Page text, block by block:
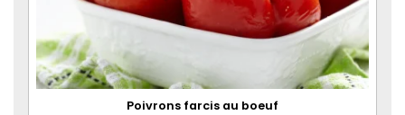
Poivrons farcis au boeuf